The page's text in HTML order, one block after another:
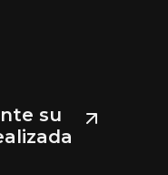
su